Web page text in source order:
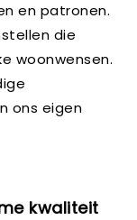
en patronen.
die
woonwensen.
ons eigen
kwaliteit